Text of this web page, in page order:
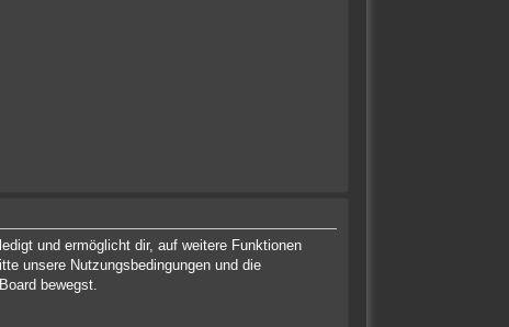
und ermöglicht dir, auf weitere Funktionen
unsere Nutzungsbedingungen und die
bewegst.